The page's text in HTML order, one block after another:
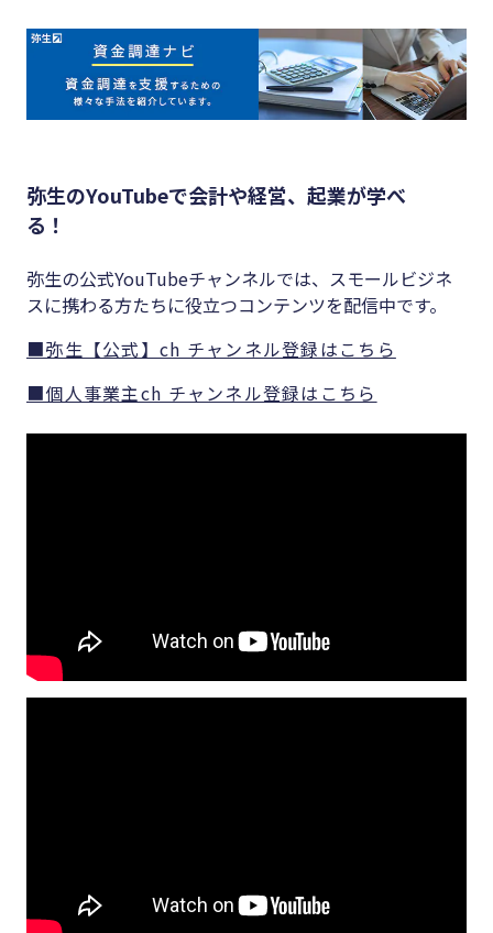
弥生のYouTubeで会計や経営、起業が学べ
る！
弥生の公式YouTubeチャンネルでは、スモールビジネ
スに携わる方たちに役立つコンテンツを配信中です。
■弥生【公式】ch チャンネル登録はこちら
■個人事業主ch チャンネル登録はこちら